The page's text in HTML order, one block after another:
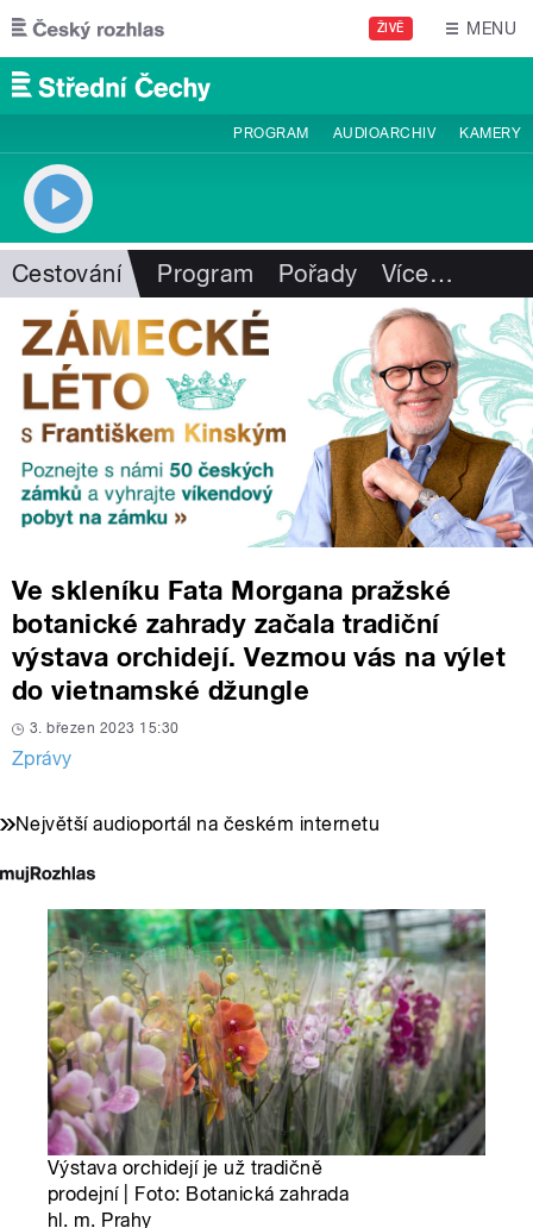
Přejít k hlavnímu obsahu
ŽIVĚ MENU
PROGRAM AUDIOARCHIV KAMERY
Cestování Program Pořady Více…
Ve skleníku Fata Morgana pražské
botanické zahrady začala tradiční
výstava orchidejí. Vezmou vás na výlet
do vietnamské džungle
3. březen 2023 15:30
Zprávy
Největší audioportál na českém internetu
Výstava orchidejí je už tradičně
prodejní | Foto: Botanická zahrada
hl. m. Prahy